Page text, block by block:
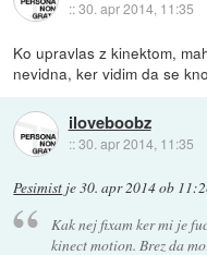
::30. apr 2014, 11:35
Ko upravlas z kinektom,
nevidna, ker vidim da se
iloveboobz
::30. apr 2014, 11:35
Pesimist je30. apr 2014 ob
Kak nej fixam ker mi je
kinect motion. Brez da